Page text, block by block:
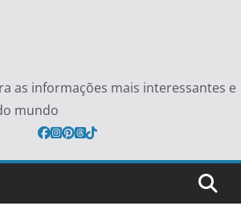
as informações mais interessantes e
mundo